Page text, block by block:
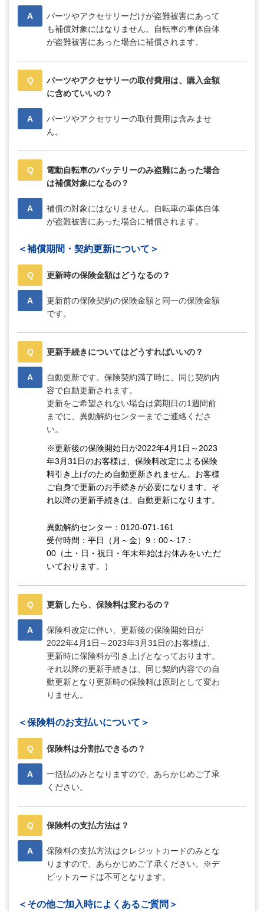
A
パーツやアクセサリーだけが盗難被害にあって
も補償対象にはなりません。自転車の車体自体
が盗難被害にあった場合に補償されます。
Q
パーツやアクセサリーの取付費用は、購入金額
に含めていいの？
A
パーツやアクセサリーの取付費用は含みませ
ん。
Q
電動自転車のバッテリーのみ盗難にあった場合
は補償対象になるの？
A
補償の対象にはなりません。自転車の車体自体
が盗難被害にあった場合に補償されます。
＜補償期間・契約更新について＞
Q 更新時の保険金額はどうなるの？
A
更新前の保険契約の保険金額と同一の保険金額
です。
Q 更新手続きについてはどうすればいいの？
A
自動更新です。保険契約満了時に、同じ契約内
容で自動更新されます。
更新をご希望されない場合は満期日の1週間前
までに、異動解約センターまでご連絡くださ
い。
※更新後の保険開始日が2022年4月1日～2023
年3月31日のお客様は、保険料改定による保険
料引き上げのため自動更新されません。お客様
ご自身で更新のお手続きが必要になります。そ
れ以降の更新手続きは、自動更新になります。
異動解約センター：0120-071-161
受付時間：平日（月～金）9：00～17：
00（土・日・祝日・年末年始はお休みをいただ
いております。）
Q 更新したら、保険料は変わるの？
A
保険料改定に伴い、更新後の保険開始日が
2022年4月1日～2023年3月31日のお客様は、
更新時に保険料が引き上げとなっております。
それ以降の更新手続きは、同じ契約内容での自
動更新となり更新時の保険料は原則として変わ
りません。
＜保険料のお支払いについて＞
Q 保険料は分割払できるの？
A
一括払のみとなりますので、あらかじめご了承
ください。
Q 保険料の支払方法は？
A
保険料の支払方法はクレジットカードのみとな
りますので、あらかじめご了承ください。※デ
ビットカードは不可となります。
＜その他ご加入時によくあるご質問＞